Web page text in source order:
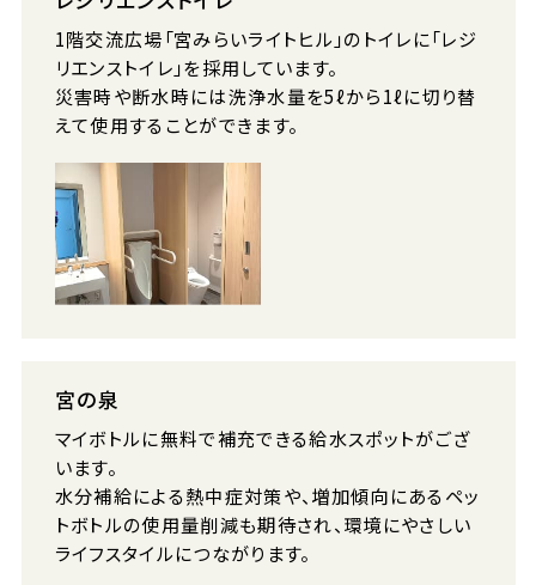
1階交流広場「宮みらいライトヒル」のトイレに「レジ
リエンストイレ」を採用しています。
災害時や断水時には洗浄水量を5ℓから1ℓに切り替
えて使用することができます。
宮の泉
マイボトルに無料で補充できる給水スポットがござ
います。
水分補給による熱中症対策や、増加傾向にあるペッ
トボトルの使用量削減も期待され、環境にやさしい
ライフスタイルにつながります。